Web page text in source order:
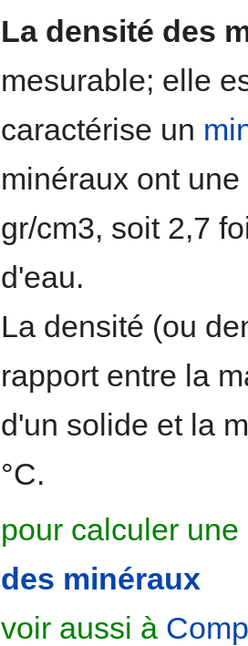
La densité des
mesurable; elle
caractérise un
minéraux ont
gr/cm3, soit 2,7
d'eau.
La densité (ou
rapport entre la
d'un solide et la
°C.
pour calculer
des minéraux
voir aussi à